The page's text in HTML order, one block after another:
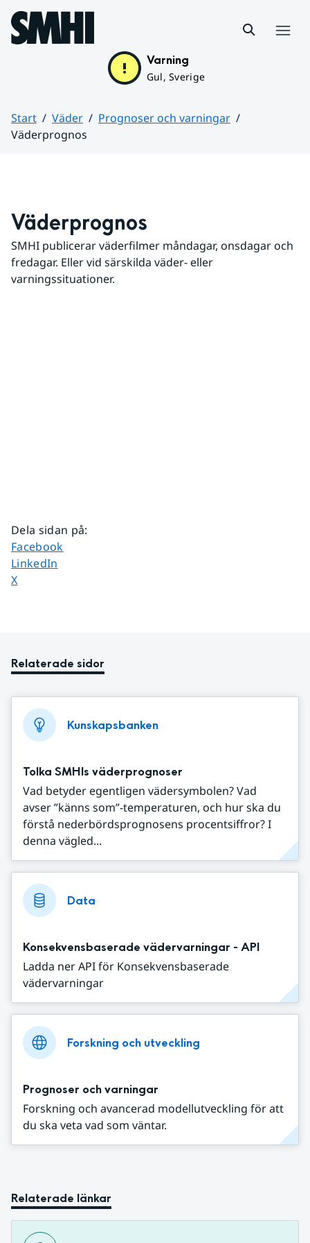
Hoppa till sidans innehåll
Varning
Gul, Sverige
Start Väder
Prognoser och varningar
Väderprognos
Väderprognos
SMHI publicerar väderfilmer måndagar, onsdagar och
fredagar. Eller vid särskilda väder- eller
varningssituationer.
Dela sidan på:
Dela sidan på
Facebook
Dela sidan på
LinkedIn
Dela sidan på
X
Relaterade sidor
Kunskapsbanken
Tolka SMHIs väderprognoser
Vad betyder egentligen vädersymbolen? Vad
avser ”känns som”-temperaturen, och hur ska du
förstå nederbördsprognosens procentsiffror? I
denna vägled...
Data
Konsekvensbaserade vädervarningar - API
Ladda ner API för Konsekvensbaserade
vädervarningar
Forskning och utveckling
Prognoser och varningar
Forskning och avancerad modellutveckling för att
du ska veta vad som väntar.
Relaterade länkar